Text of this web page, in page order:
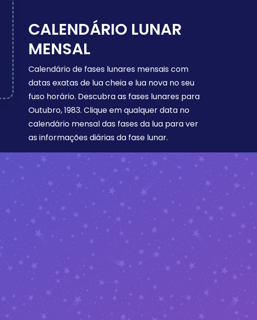
CALENDÁRIO LUNAR
MENSAL
Calendário de fases lunares mensais com
datas exatas de lua cheia e lua nova no seu
fuso horário. Descubra as fases lunares para
Outubro, 1983. Clique em qualquer data no
calendário mensal das fases da lua para ver
as informações diárias da fase lunar.